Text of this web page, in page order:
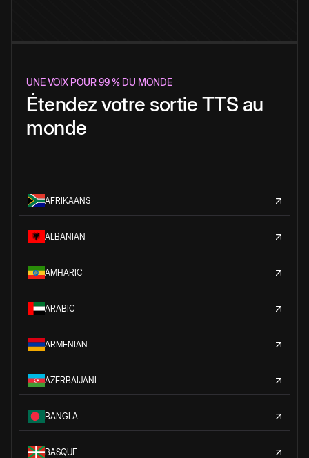
UNE VOIX POUR 99 % DU MONDE
Étendez votre sortie TTS au
monde
AFRIKAANS
ALBANIAN
AMHARIC
ARABIC
ARMENIAN
AZERBAIJANI
BANGLA
BASQUE